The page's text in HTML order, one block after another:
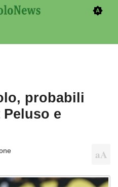
probabili
e